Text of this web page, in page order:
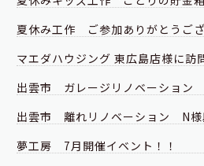
夏休み工作 ご参加ありがとうござ
マエダハウジング 東広島店様に訪
出雲市 ガレージリノベーショ
出雲市 離れリノベーション N
夢工房 7月開催イベント！！